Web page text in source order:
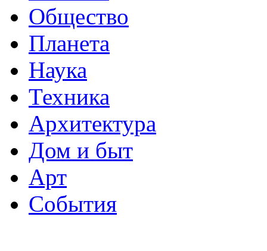
Общество
Планета
Наука
Техника
Архитектура
Дом и быт
Арт
События